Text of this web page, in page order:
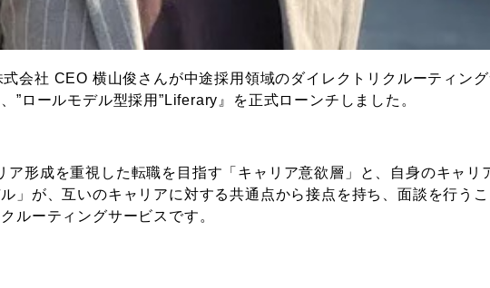
会社 CEO 横山俊さんが中途採用領域のダイレクトリクルーティング
”ロールモデル型採用”Liferary』を正式ローンチしました。
ア形成を重視した転職を目指す「キャリア意欲層」と、⾃⾝のキャリ
」が、互いのキャリアに対する共通点から接点を持ち、⾯談を行うこ
ルーティングサービスです。